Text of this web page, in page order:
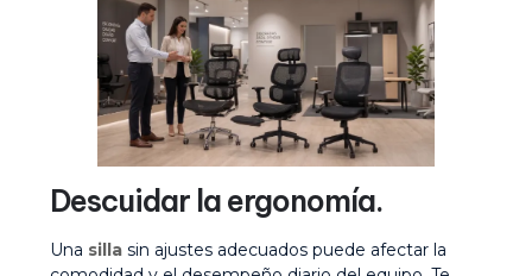
Descuidar la ergonomía.
Una silla sin ajustes adecuados puede afectar la